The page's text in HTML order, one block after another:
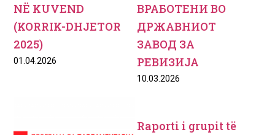
NË KUVEND
(KORRIK-DHJETOR
2025)
01.04.2026
ВРАБОТЕНИ ВО
ДРЖАВНИОТ
ЗАВОД ЗА
РЕВИЗИЈА
10.03.2026
Raporti i grupit të